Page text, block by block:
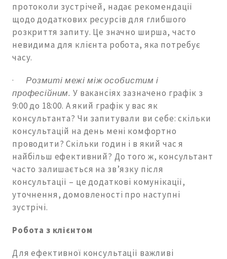
протоколи зустрічей, надає рекомендації
щодо додаткових ресурсів для глибшого
розкриття запиту. Це значно ширша, часто
невидима для клієнта робота, яка потребує
часу.
· Розмиті межі між особистим і
професійним.У вакансіях зазначено графік з
9:00 до 18:00. А який графік у вас як
консультанта? Чи запитували ви себе: скільки
консультацій на день мені комфортно
проводити? Скільки годин і в який час я
найбільш ефективний? До того ж, консультант
часто залишається на зв’язку після
консультації – це додаткові комунікації,
уточнення, домовленості про наступні
зустрічі.
Робота з клієнтом
Для ефективної консультації важливі